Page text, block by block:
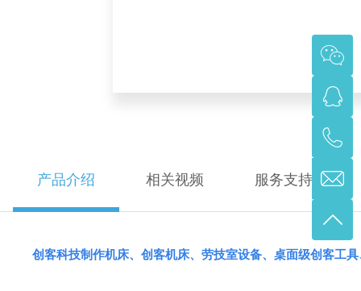
产品介绍 相关视频 服务支持
创客科技制作机床、创客机床、劳技室设备、桌面级创客工